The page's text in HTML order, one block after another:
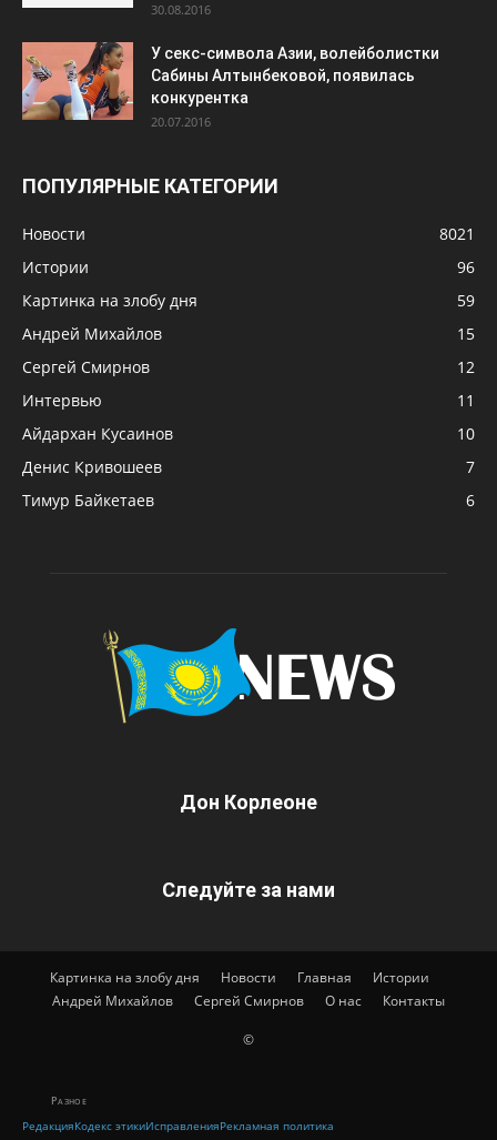
30.08.2016
У секс-символа Азии, волейболистки
Сабины Алтынбековой, появилась
конкурентка
20.07.2016
ПОПУЛЯРНЫЕ КАТЕГОРИИ
Новости
8021
Истории
96
Картинка на злобу дня
59
Андрей Михайлов
15
Сергей Смирнов
12
Интервью
11
Айдархан Кусаинов
10
Денис Кривошеев
7
Тимур Байкетаев
6
Дон Корлеоне
Следуйте за нами
Картинка на злобу дня Новости Главная
Истории
Андрей Михайлов
Сергей Смирнов О нас Контакты
©
Разное
РедакцияКодекс этикиИсправленияРекламная политика